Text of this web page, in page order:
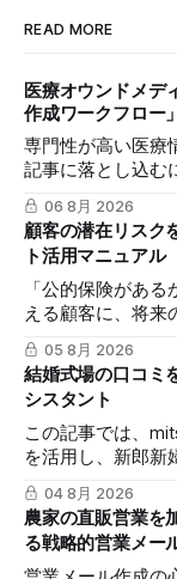
READ MORE
医療オウンドメデ
作成ワークフロー
専門性が高い医療
記事に落とし込む
は、mitsumonoAI
し、SEOに配慮し
発信力を最大化す
06 8月 2026
顧客の潜在リスク
ト活用マニュアル
「公的保険があ
える顧客に、将来
は簡単ではありま
ピンエージェント
に変え、納得感を
プを解説します。
05 8月 2026
結婚式場の口コミ
シスタント
この記事では、
を活用し、新郎新
抽出し、来館予約
テップを解説しま
04 8月 2026
農家の直販営業を
る戦略的営業メー